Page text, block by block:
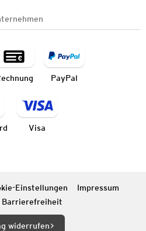
PayPal
Visa
Einstellungen
Impressum
Barrierefreiheit
widerrufen